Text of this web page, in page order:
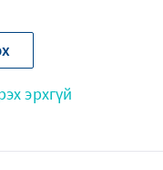
эрхгүй